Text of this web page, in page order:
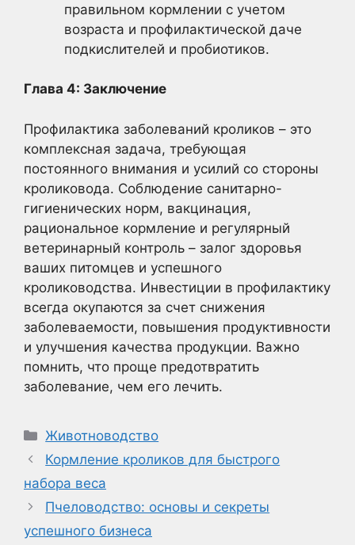
правильном кормлении с учетом
возраста и профилактической даче
подкислителей и пробиотиков.
Глава 4: Заключение
Профилактика заболеваний кроликов – это
комплексная задача, требующая
постоянного внимания и усилий со стороны
кроликовода. Соблюдение санитарно-
гигиенических норм, вакцинация,
рациональное кормление и регулярный
ветеринарный контроль – залог здоровья
ваших питомцев и успешного
кролиководства. Инвестиции в профилактику
всегда окупаются за счет снижения
заболеваемости, повышения продуктивности
и улучшения качества продукции. Важно
помнить, что проще предотвратить
заболевание, чем его лечить.
Рубрики
Животноводство
Кормление кроликов для быстрого
набора веса
Пчеловодство: основы и секреты
успешного бизнеса